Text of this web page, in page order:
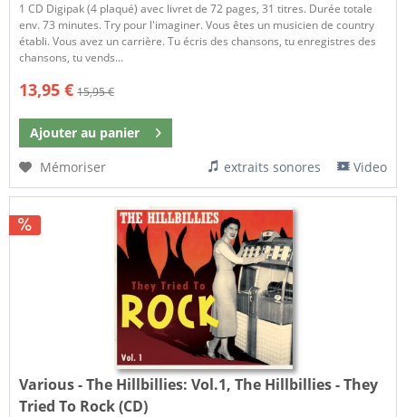
1 CD Digipak (4 plaqué) avec livret de 72 pages, 31 titres. Durée totale
env. 73 minutes. Try pour l'imaginer. Vous êtes un musicien de country
établi. Vous avez un carrière. Tu écris des chansons, tu enregistres des
chansons, tu vends...
13,95 € 15,95 €
Ajouter au panier
Mémoriser
extraits sonores Video
Various - The Hillbillies: Vol.1, The Hillbillies - They
Tried To Rock (CD)